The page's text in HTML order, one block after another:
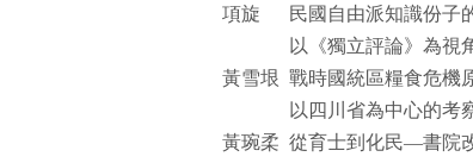
項旋
民國自由派知識份
以《獨立評論》為視
黃雪垠 戰時國統區糧食危機
以四川省為中心的考
黃琬柔 從育士到化民—書院